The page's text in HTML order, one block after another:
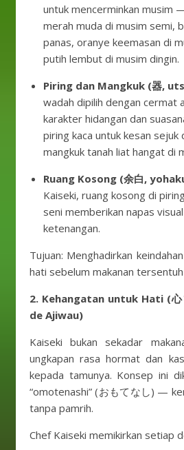
untuk mencerminkan musim
merah muda di musim semi,
panas, oranye keemasan di
putih lembut di musim dingin.
Piring dan Mangkuk (器,
wadah dipilih dengan cermat
karakter hidangan dan
piring kaca untuk kesan sejuk
mangkuk tanah liat hangat di
Ruang Kosong (余白,
Kaiseki, ruang kosong di
seni memberikan napas
ketenangan.
Tujuan: Menghadirkan
hati sebelum makanan
2. Kehangatan untuk Hati (
de Ajiwau)
Kaiseki bukan sekadar
ungkapan rasa hormat dan
kepada tamunya. Konsep ini
“omotenashi” (おもてなし) —
tanpa pamrih.
Chef Kaiseki memikirkan setiap